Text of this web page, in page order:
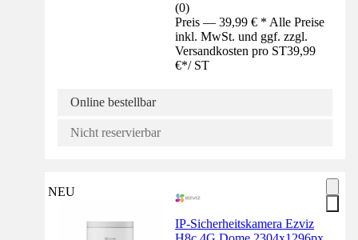
(0)
Preis — 39,99 € * Alle Preise
inkl. MwSt. und ggf. zzgl.
Versandkosten pro ST39,99
€*/ ST
Online bestellbar
Nicht reservierbar
NEU
IP-Sicherheitskamera Ezviz